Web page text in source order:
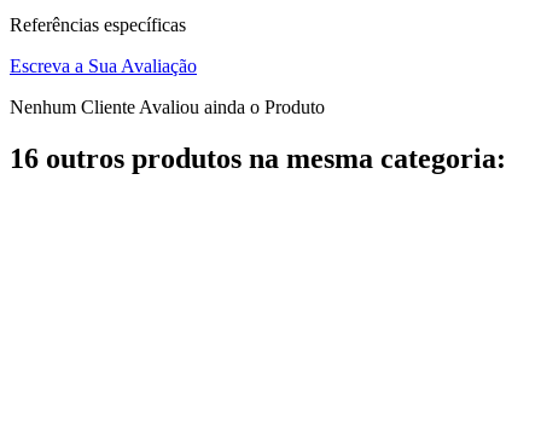
Referências específicas
Escreva a Sua Avaliação
Nenhum Cliente Avaliou ainda o Produto
16 outros produtos na mesma categoria: